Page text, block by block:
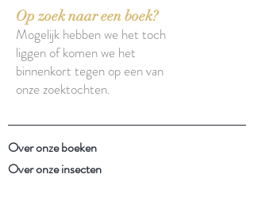
Op zoek naar een boek?
Mogelijk hebben we het toch
liggen of komen we het
binnenkort tegen op een van
onze zoektochten.
Over onze boeken
Over onze insecten